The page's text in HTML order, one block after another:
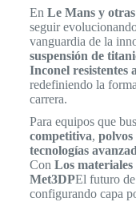
En Le Mans y otras
seguir
vanguardia de la
suspensión de
Inconel resistentes
redefiniendo la
carrera.
Para equipos que
competitiva, polvos
tecnologías
Con Los
Met3DPEl futuro de
configurando capa